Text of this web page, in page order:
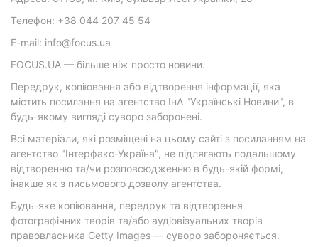
Телефон: +38 044 207 45 54
E-mail: info@focus.ua
FOCUS.UA — більше ніж просто новини.
Передрук, копіювання або відтворення інформації, яка
містить посилання на агентство ІнА "Українські Новини", в
будь-якому вигляді суворо заборонені.
Всі матеріали, які розміщені на цьому сайті з посиланням на
агентство "Інтерфакс-Україна", не підлягають подальшому
відтворенню та/чи розповсюдженню в будь-якій формі,
інакше як з письмового дозволу агентства.
Будь-яке копіювання, передрук та відтворення
фотографічних творів та/або аудіовізуальних творів
правовласника Getty Images — суворо забороняється.